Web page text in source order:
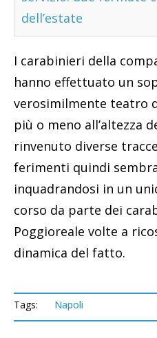
dell’estate
I carabinieri della
hanno effettuato un
verosimilmente teatro
più o meno all’altezza
rinvenuto diverse
ferimenti quindi
inquadrandosi in un
corso da parte dei
Poggioreale volte a
dinamica del fatto.
Tags: Napoli